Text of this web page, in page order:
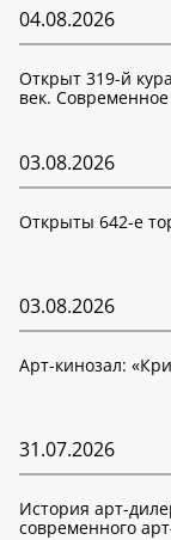
04.08.2026
Открыт 319-й
век. Современное
03.08.2026
Открыты 642-е
03.08.2026
Арт-кинозал:
31.07.2026
История арт-
современного